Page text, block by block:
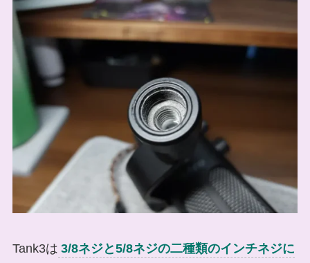
Tank3は 3/8ネジと5/8ネジの二種類のインチネジに